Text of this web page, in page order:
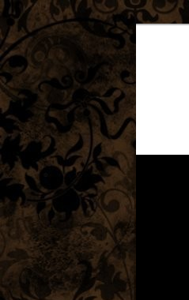
Перейти
к
основному
содержимому